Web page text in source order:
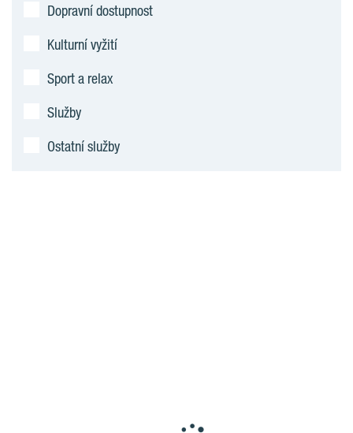
Dopravní dostupnost
Kulturní vyžití
Sport a relax
Služby
Ostatní služby